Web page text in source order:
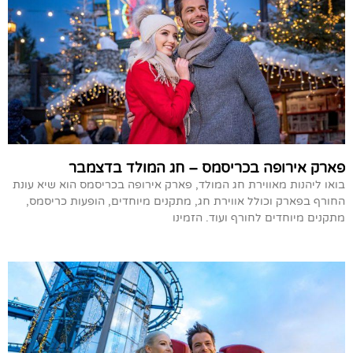
פארק אירופה בכריסמס – חג המולד בדצמבר
בואו ליהנות מאווירת חג המולד, פארק אירופה בכריסמס הוא שיא עונת
החורף בפארק וכולל אווירת חג, מתקנים מיוחדים, הופעות כריסמס,
מתקנים מיוחדים לחורף ועוד. הזמינו